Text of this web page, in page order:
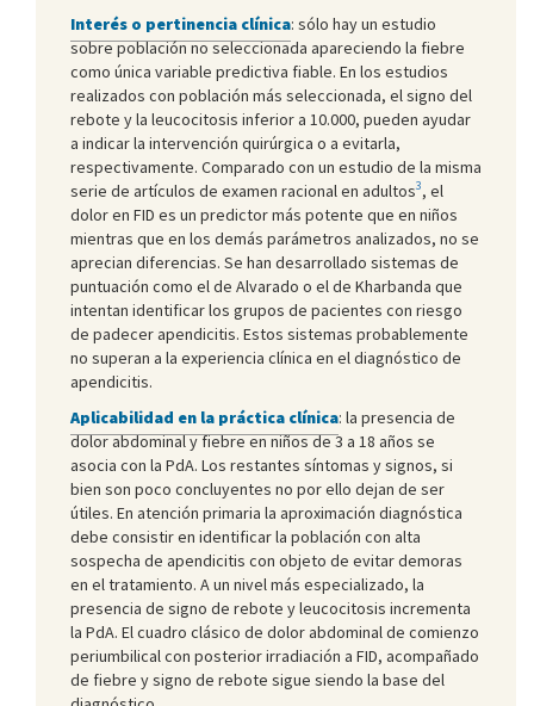
Interés o pertinencia clínica: sólo hay un estudio
sobre población no seleccionada apareciendo la fiebre
como única variable predictiva fiable. En los estudios
realizados con población más seleccionada, el signo del
rebote y la leucocitosis inferior a 10.000, pueden ayudar
a indicar la intervención quirúrgica o a evitarla,
respectivamente. Comparado con un estudio de la misma
serie de artículos de examen racional en adultos3, el
dolor en FID es un predictor más potente que en niños
mientras que en los demás parámetros analizados, no se
aprecian diferencias. Se han desarrollado sistemas de
puntuación como el de Alvarado o el de Kharbanda que
intentan identificar los grupos de pacientes con riesgo
de padecer apendicitis. Estos sistemas probablemente
no superan a la experiencia clínica en el diagnóstico de
apendicitis.
Aplicabilidad en la práctica clínica: la presencia de
dolor abdominal y fiebre en niños de 3 a 18 años se
asocia con la PdA. Los restantes síntomas y signos, si
bien son poco concluyentes no por ello dejan de ser
útiles. En atención primaria la aproximación diagnóstica
debe consistir en identificar la población con alta
sospecha de apendicitis con objeto de evitar demoras
en el tratamiento. A un nivel más especializado, la
presencia de signo de rebote y leucocitosis incrementa
la PdA. El cuadro clásico de dolor abdominal de comienzo
periumbilical con posterior irradiación a FID, acompañado
de fiebre y signo de rebote sigue siendo la base del